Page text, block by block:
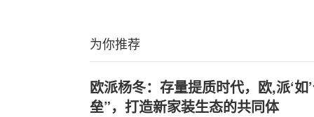
为你推荐
欧派杨冬：存量提质时代，欧,派‘如
垒”，打造新家装生态的共同体